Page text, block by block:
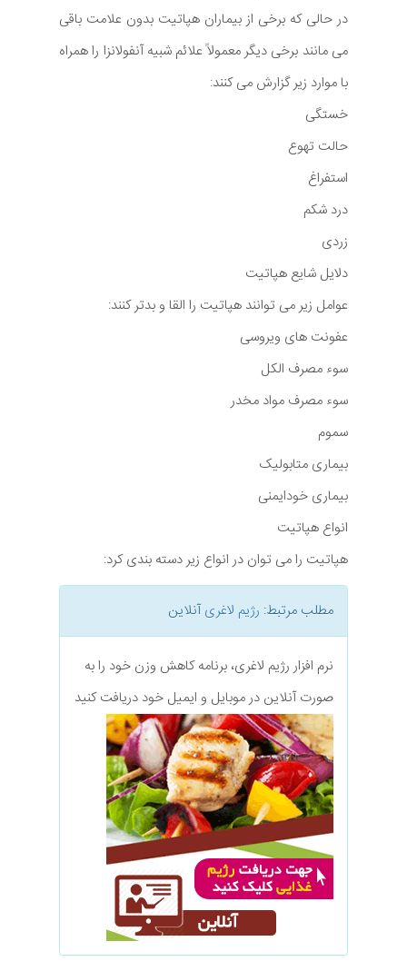
در حالی که برخی از بیماران هپاتیت بدون علامت باقی
می مانند برخی دیگر معمولاً علائم شبیه آنفولانزا را همراه
با موارد زیر گزارش می کنند:
خستگی
حالت تهوع
استفراغ
درد شکم
زردی
دلایل شایع هپاتیت
عوامل زیر می توانند هپاتیت را القا و بدتر کنند:
عفونت های ویروسی
سوء مصرف الکل
سوء مصرف مواد مخدر
سموم
بیماری متابولیک
بیماری خودایمنی
انواع هپاتیت
هپاتیت را می توان در انواع زیر دسته بندی کرد:
مطلب مرتبط: رژیم لاغریآنلاین
نرم افزار رژیم لاغری، برنامه کاهش وزن خود را به
صورت آنلاین در موبایل و ایمیل خود دریافت کنید